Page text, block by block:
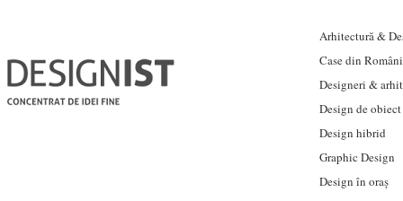
Arhitectură &
Case din
Designeri &
Design de obiect
Design hibrid
Graphic Design
Design în oraș